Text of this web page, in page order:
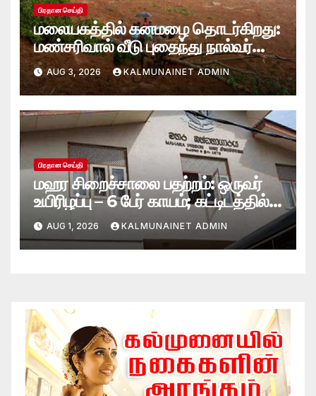
பிரதான செய்தி
மலையகத்தில் கனமழை தொடர்கிறது:
மண்சரிவால் வீடு புதைந்து நால்வர்
மாயம்
AUG 3, 2026 KALMUNAINET ADMIN
பிரதான செய்தி
மஹர சிறைச்சாலை பதற்றம்: ஒருவர்
உயிரிழப்பு – 6 பேர் காயம்; கட்டிடத்தில்
பாரிய தீ
AUG 1, 2026 KALMUNAINET ADMIN